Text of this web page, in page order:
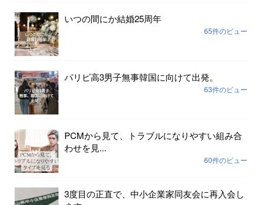
いつの間にか結婚25周年
65件のビュー
パリピ高3男子無事韓国に向けて出発。
63件のビュー
PCMから見て、トラブルになりやすい組み合
わせを見...
60件のビュー
3度目の正直で、中小企業家同友会に再入会し